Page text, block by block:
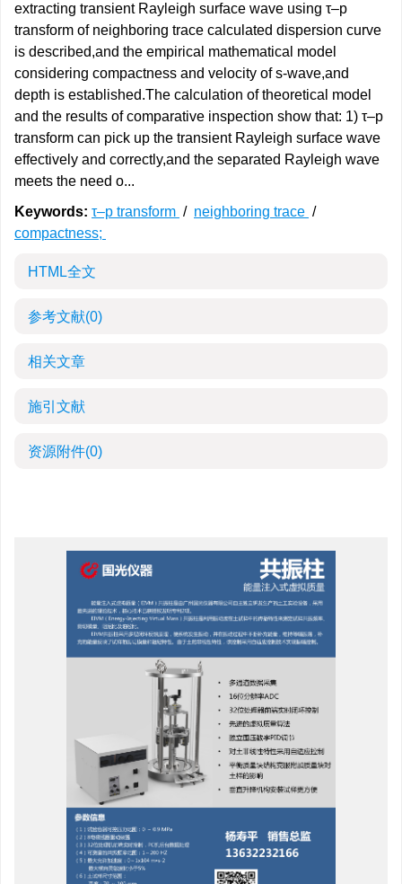
extracting transient Rayleigh surface wave using τ–p
transform of neighboring trace calculated dispersion curve
is described,and the empirical mathematical model
considering compactness and velocity of s-wave,and
depth is established.The calculation of theoretical model
and the results of comparative inspection show that: 1) τ–p
transform can pick up the transient Rayleigh surface wave
effectively and correctly,and the separated Rayleigh wave
meets the need o...
Keywords: τ–p transform / neighboring trace /
compactness;
HTML全文
参考文献(0)
相关文章
施引文献
资源附件(0)